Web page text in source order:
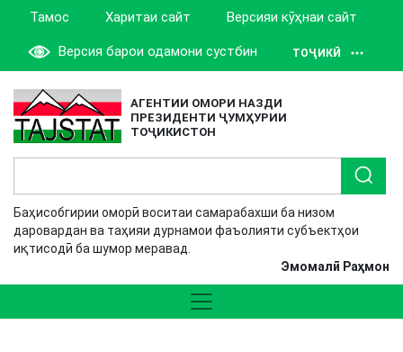
Тамос Харитаи сайт Версияи кӯҳнаи сайт
Версия барои одамони сустбин ТОҶИКӢ
АГЕНТИИ ОМОРИ НАЗДИ
ПРЕЗИДЕНТИ ҶУМҲУРИИ
ТОҶИКИСТОН
Баҳисобгирии оморӣ воситаи самарабахши ба низом
даровардан ва таҳияи дурнамои фаъолияти субъектҳои
иқтисодӣ ба шумор меравад.
Эмомалӣ Раҳмон